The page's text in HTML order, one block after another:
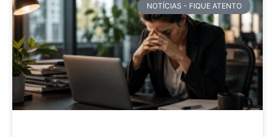
NOTÍCIAS - FIQUE ATENTO